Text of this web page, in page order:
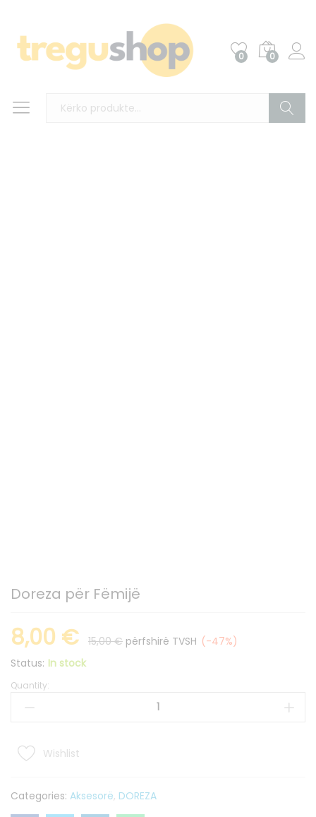
0 0
Doreza për Fëmijë
8,00 € 15,00€ përfshirë TVSH (-47%)
Status: In stock
Doreza
për
Quantity:
Wishlist
Categories: Aksesorë, DOREZA